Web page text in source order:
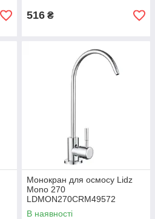
516 ₴
Монокран для осмосу Lidz
Mono 270
LDMON270CRM49572
Chrome
В наявності